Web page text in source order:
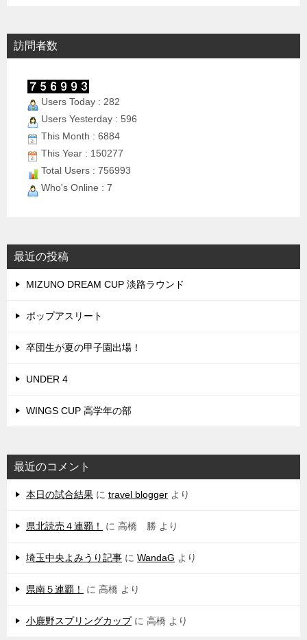
訪問者数
Users Today : 282
Users Yesterday : 596
This Month : 6884
This Year : 150277
Total Users : 756993
Who's Online : 7
最近の投稿
MIZUNO DREAM CUP 淡路ラウンド
ポップアスリート
卒団生が夏の甲子園出場！
UNDER 4
WINGS CUP 高学年の部
最近のコメント
本日の試合結果 に travel blogger より
県北読売４連覇！ に 高橋 勝 より
埼玉中央よみうり記事 に WandaG より
県南５連覇！ に 高橋 より
小鹿野スプリングカップに 高橋 より